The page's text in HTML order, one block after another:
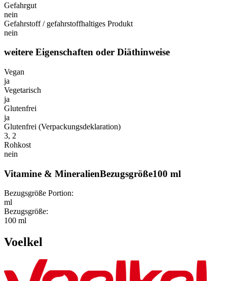
Gefahrgut
nein
Gefahrstoff / gefahrstoffhaltiges Produkt
nein
weitere Eigenschaften oder Diäthinweise
Vegan
ja
Vegetarisch
ja
Glutenfrei
ja
Glutenfrei (Verpackungsdeklaration)
3, 2
Rohkost
nein
Vitamine & MineralienBezugsgröße100 ml
Bezugsgröße Portion:
ml
Bezugsgröße:
100 ml
Voelkel